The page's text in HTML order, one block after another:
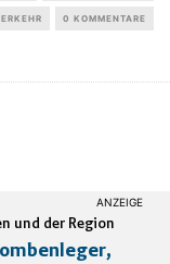
0 KOMMENTARE
und der Region